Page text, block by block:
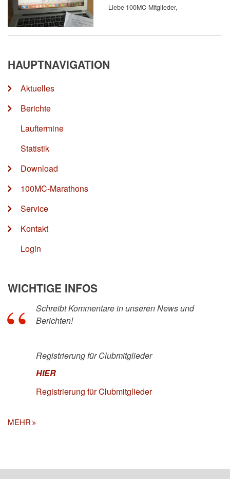
Liebe 100MC-Mitglieder,
HAUPTNAVIGATION
Aktuelles
Berichte
Lauftermine
Statistik
Download
100MC-Marathons
Service
Kontakt
Login
WICHTIGE INFOS
Schreibt Kommentare in unseren News und
Berichten!
Registrierung für Clubmitglieder
HIER
Registrierung für Clubmitglieder
MEHR